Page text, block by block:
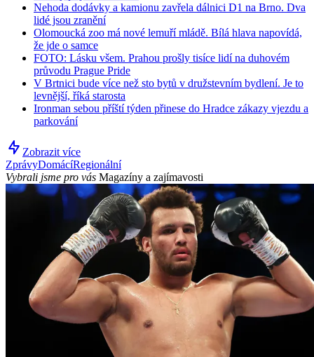
Nehoda dodávky a kamionu zavřela dálnici D1 na Brno. Dva
lidé jsou zranění
Olomoucká zoo má nové lemuří mládě. Bílá hlava napovídá,
že jde o samce
FOTO: Lásku všem. Prahou prošly tisíce lidí na duhovém
průvodu Prague Pride
V Brtnici bude více než sto bytů v družstevním bydlení. Je to
levnější, říká starosta
Ironman sebou příští týden přinese do Hradce zákazy vjezdu a
parkování
Zobrazit více
ZprávyDomácíRegionální
Vybrali jsme pro vás Magazíny a zajímavosti